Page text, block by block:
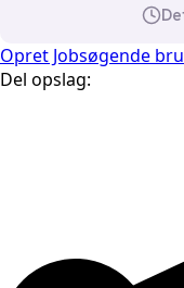
Opret Jobsøgende
Del opslag: